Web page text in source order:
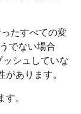
たすべての変
でない場合
シュしていな
あります。
。